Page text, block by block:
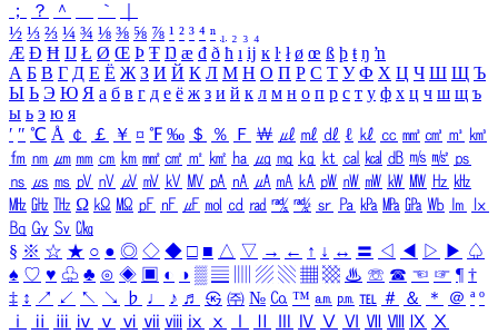
；
？ ＾ ｀
½ ⅓ ⅔ ¼ ¾ ⅛ ⅜ ⅝ ⅞ ¹ ² ³ ⁴ ⁿ ₁ ₂ ₃ ₄
Æ Ð Ħ Ĳ Ł Ø Œ Þ Ŧ Ŋ æ đ ð ħ ı ĳ ĸ ŀ ł ø œ ß þ ŧ ŋ ŉ
А Б В Г Д Е Ё Ж З И Й К Л М Н О П Р С Т У Ф Х Ц Ч Ш Щ Ъ
Ы Ь Э Ю Я а б в г д е ё ж з и й к л м н о п р с т у ф х ц ч ш щ ъ
ы ь э ю я
′ ″ ℃ Å ￠ ￡ ￥ ¤ ℉ ‰ ＄ ％ Ｆ ￦ ㎕ ㎖ ㎗ ℓ ㎘ ㏄ ㎣ ㎤ ㎥ ㎦
㎙ ㎚ ㎛ ㎜ ㎝ ㎞ ㎟ ㎠ ㎡ ㎢ ㏊ ㎍ ㎎ ㎏ ㏏ ㎈ ㎉ ㏈ ㎧ ㎨ ㎰
㎱ ㎲ ㎳ ㎴ ㎵ ㎶ ㎷ ㎸ ㎹ ㎀ ㎁ ㎂ ㎃ ㎄ ㎺ ㎻ ㎽ ㎾ ㎿ ㎐ ㎑
㎒ ㎓ ㎔ Ω ㏀ ㏁ ㎊ ㎋ ㎌ ㏖ ㏅ ㎭ ㎮ ㎯ ㏛ ㎩ ㎪ ㎫ ㎬ ㏝ ㏐
㏓
㏃ ㏉ ㏜ ㏆
§ ※ ☆ ★ ○ ● ◎ ◇ ◆ □ ■ △ ▽ → ← ↑ ↓ ↔ 〓 ◁ ◀ ▷ ▶ ♤
♠ ♡ ♥ ♧ ♣ ⊙ ◈ ▣ ◐ ◑ ▒ ▤ ▨ ▧ ▦ ▩ ♨ ☏ ☎ ☜ ☞ ¶ †
‡ ↕ ↗ ↙ ↖ ↘ ♭ ♩ ♪ ♬ ㉿ ㈜ № ㏇ ™ ㏂ ㏘ ℡ ＃ ＆ ＊ ＠ ª º
ⅰ
ⅱ ⅲ ⅳ ⅴ ⅵ ⅶ ⅷ ⅸ ⅹ Ⅳ Ⅴ Ⅵ Ⅶ Ⅷ Ⅸ Ⅹ